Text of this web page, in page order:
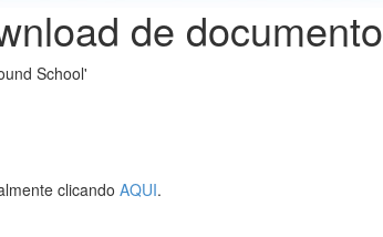
de documento
School'
clicando AQUI.